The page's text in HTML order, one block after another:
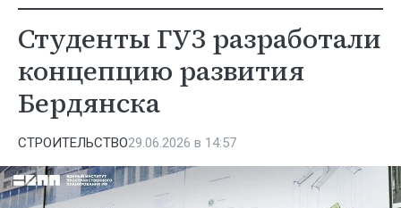
Студенты ГУЗ разработали
концепцию развития
Бердянска
СТРОИТЕЛЬСТВО29.06.2026 в 14:57